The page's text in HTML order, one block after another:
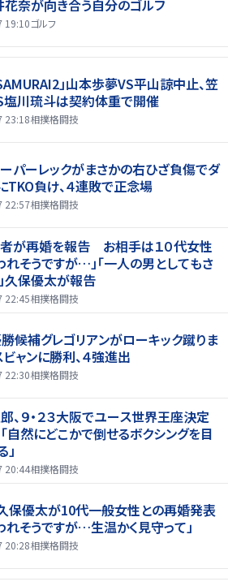
花奈が向き合う自分のゴルフ
19:10ゴルフ
SAMURAI2」山本歩夢VS平山諒中止、笠
塩川琉斗は契約体重で開催
23:18相撲格闘技
ーパーレックがまさかの右ひざ負傷でダ
TKO負け、４連敗で正念場
22:57相撲格闘技
が再婚を報告 お相手は１０代女性
れそうですが…」「一人の男としてもさ
久保優太が報告
22:45相撲格闘技
勝候補グレゴリアンがローキック蹴りま
ビャンに勝利、４強進出
22:30相撲格闘技
、９・２３大阪でユース世界王座決定
然にどこかで倒せるボクシングを目
20:44相撲格闘技
久保優太が10代一般女性との再婚発表
れそうですが…生温かく見守って」
20:28相撲格闘技